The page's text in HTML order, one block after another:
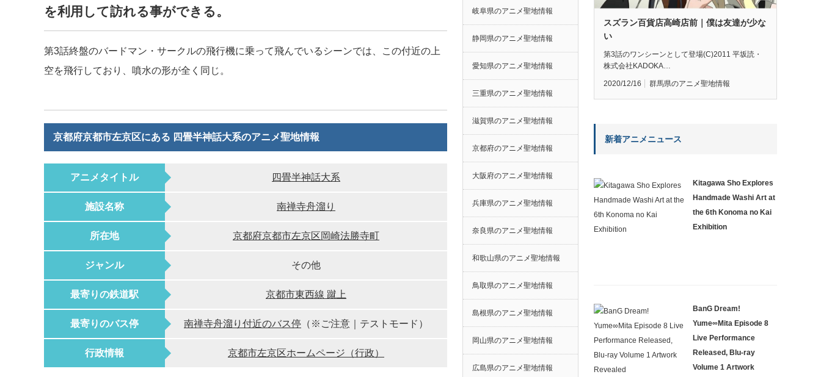
を利用して訪れる事ができる。
第3話終盤のバードマン・サークルの飛行機に乗って飛んでいるシーンでは、この付近の上
空を飛行しており、噴水の形が全く同じ。
京都府京都市左京区にある 四畳半神話大系のアニメ聖地情報
アニメタイトル 四畳半神話大系
施設名称 南禅寺舟溜り
所在地 京都府京都市左京区岡崎法勝寺町
ジャンル その他
最寄りの鉄道駅 京都市東西線 蹴上
最寄りのバス停 南禅寺舟溜り付近のバス停 （※ご注意｜テストモード）
行政情報 京都市左京区ホームページ（行政）
岐阜県のアニメ聖地情報
静岡県のアニメ聖地情報
愛知県のアニメ聖地情報
三重県のアニメ聖地情報
滋賀県のアニメ聖地情報
京都府のアニメ聖地情報
大阪府のアニメ聖地情報
兵庫県のアニメ聖地情報
奈良県のアニメ聖地情報
和歌山県のアニメ聖地情報
鳥取県のアニメ聖地情報
島根県のアニメ聖地情報
岡山県のアニメ聖地情報
広島県のアニメ聖地情報
スズラン百貨店高崎店前｜僕は友達が少な
い
第3話のワンシーンとして登場(C)2011 平坂読・
株式会社KADOKA…
2020/12/16 群馬県のアニメ聖地情報
新着アニメニュース
Kitagawa Sho Explores
Handmade Washi Art at
the 6th Konoma no Kai
Exhibition
BanG Dream!
Yume∞Mita Episode 8
Live Performance
Released, Blu-ray
Volume 1 Artwork